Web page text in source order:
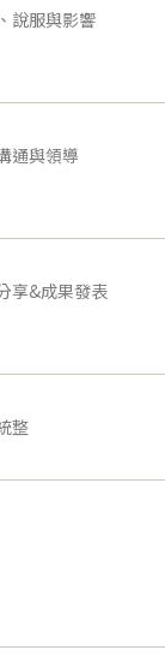
說服與影響
通與領導
享&成果發表
整